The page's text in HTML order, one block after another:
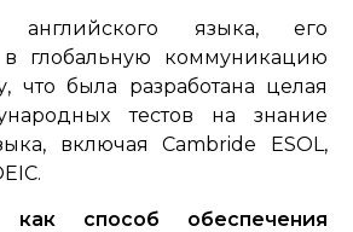
английского языка, его
в глобальную коммуникацию
что была разработана целая
тестов на знание
включая Cambride ESOL,
как способ обеспечения